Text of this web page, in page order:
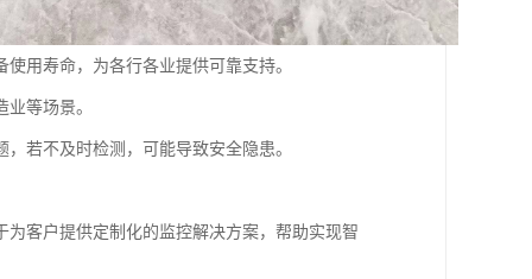
用寿命，为各行各业提供可靠支持。
等场景。
若不及时检测，可能导致安全隐患。
客户提供定制化的监控解决方案，帮助实现智